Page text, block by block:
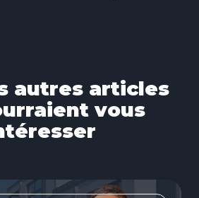
autres articles
vous